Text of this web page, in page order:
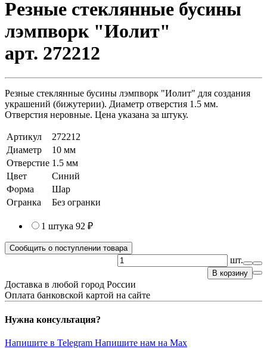
Резные стеклянные бусины
лэмпворк "Иолит"
арт. 272212
Резные стеклянные бусины лэмпворк "Иолит" для создания
украшений (бижутерии). Диаметр отверстия 1.5 мм.
Отверстия неровные. Цена указана за штуку.
Артикул
272212
Диаметр
10 мм
Отверстие 1.5 мм
Цвет
Синий
Форма
Шар
Огранка
Без огранки
1 штука 92 ₽
Сообщить о поступлении товара
шт.
В корзину
Доставка в любой город России
Оплата банковской картой на сайте
Нужна консультация?
Напишите в Telegram Напишите нам на Max